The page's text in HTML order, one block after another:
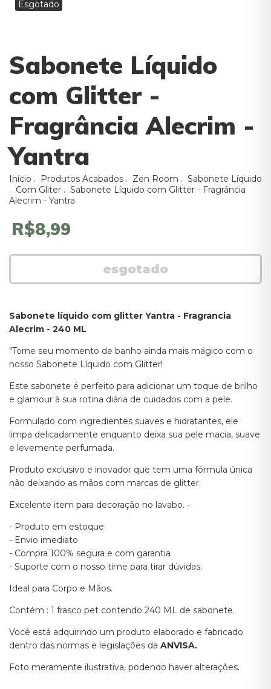
Sabonete Líquido
com Glitter -
Fragrância Alecrim -
Yantra
Início . Produtos Acabados . Zen Room . Sabonete Líquido
. Com Gliter . Sabonete Líquido com Glitter - Fragrância
Alecrim - Yantra
R$8,99
Sabonete líquido com glitter Yantra - Fragrancia
Alecrim - 240 ML
"Torne seu momento de banho ainda mais mágico com o
nosso Sabonete Líquido com Glitter!
Este sabonete é perfeito para adicionar um toque de brilho
e glamour à sua rotina diária de cuidados com a pele.
Formulado com ingredientes suaves e hidratantes, ele
limpa delicadamente enquanto deixa sua pele macia, suave
e levemente perfumada.
Produto exclusivo e inovador que tem uma fórmula única
não deixando as mãos com marcas de glitter.
Excelente item para decoração no lavabo. -
- Produto em estoque
- Envio imediato
- Compra 100% segura e com garantia
- Suporte com o nosso time para tirar dúvidas.
Ideal para Corpo e Mãos.
Contém : 1 frasco pet contendo 240 ML de sabonete.
Você está adquirindo um produto elaborado e fabricado
dentro das normas e legislações da ANVISA.
Foto meramente ilustrativa, podendo haver alterações.
Esgotado